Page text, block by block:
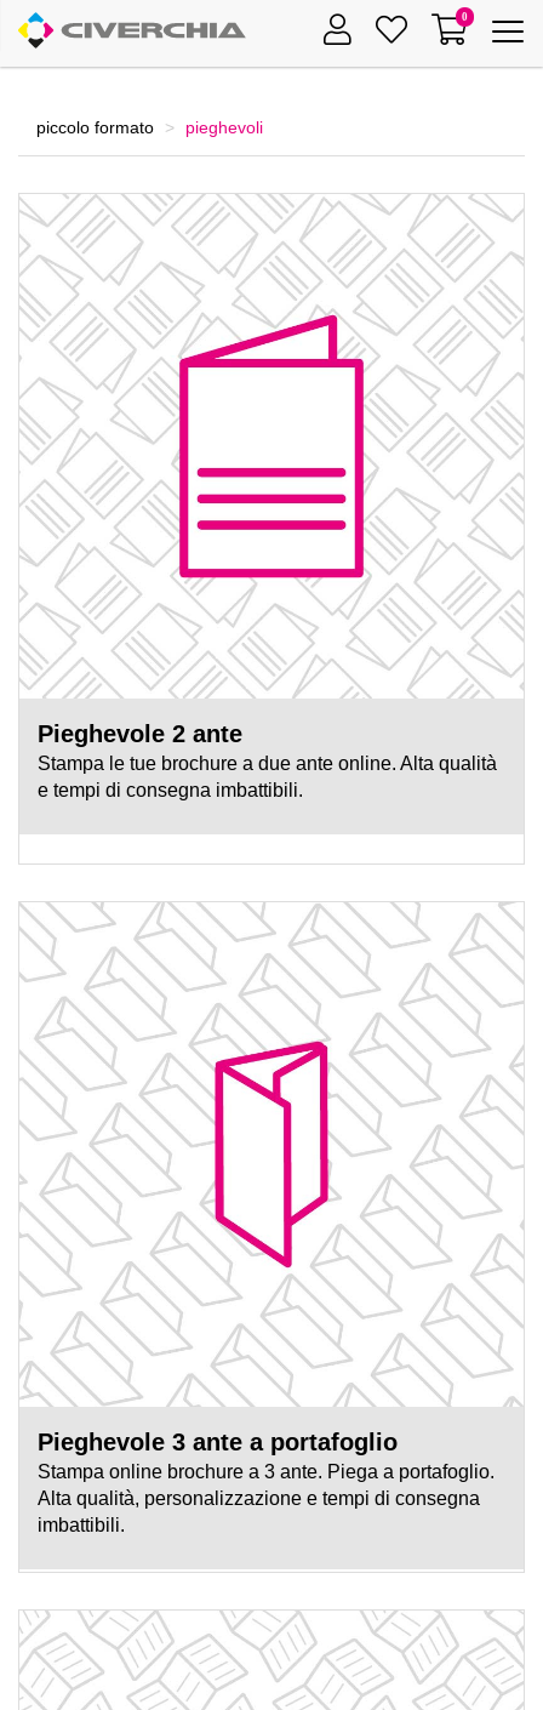
Toggle
0
piccolo formato pieghevoli
Pieghevole 2 ante
Stampa le tue brochure a due ante online. Alta qualità
e tempi di consegna imbattibili.
Pieghevole 3 ante a portafoglio
Stampa online brochure a 3 ante. Piega a portafoglio.
Alta qualità, personalizzazione e tempi di consegna
imbattibili.